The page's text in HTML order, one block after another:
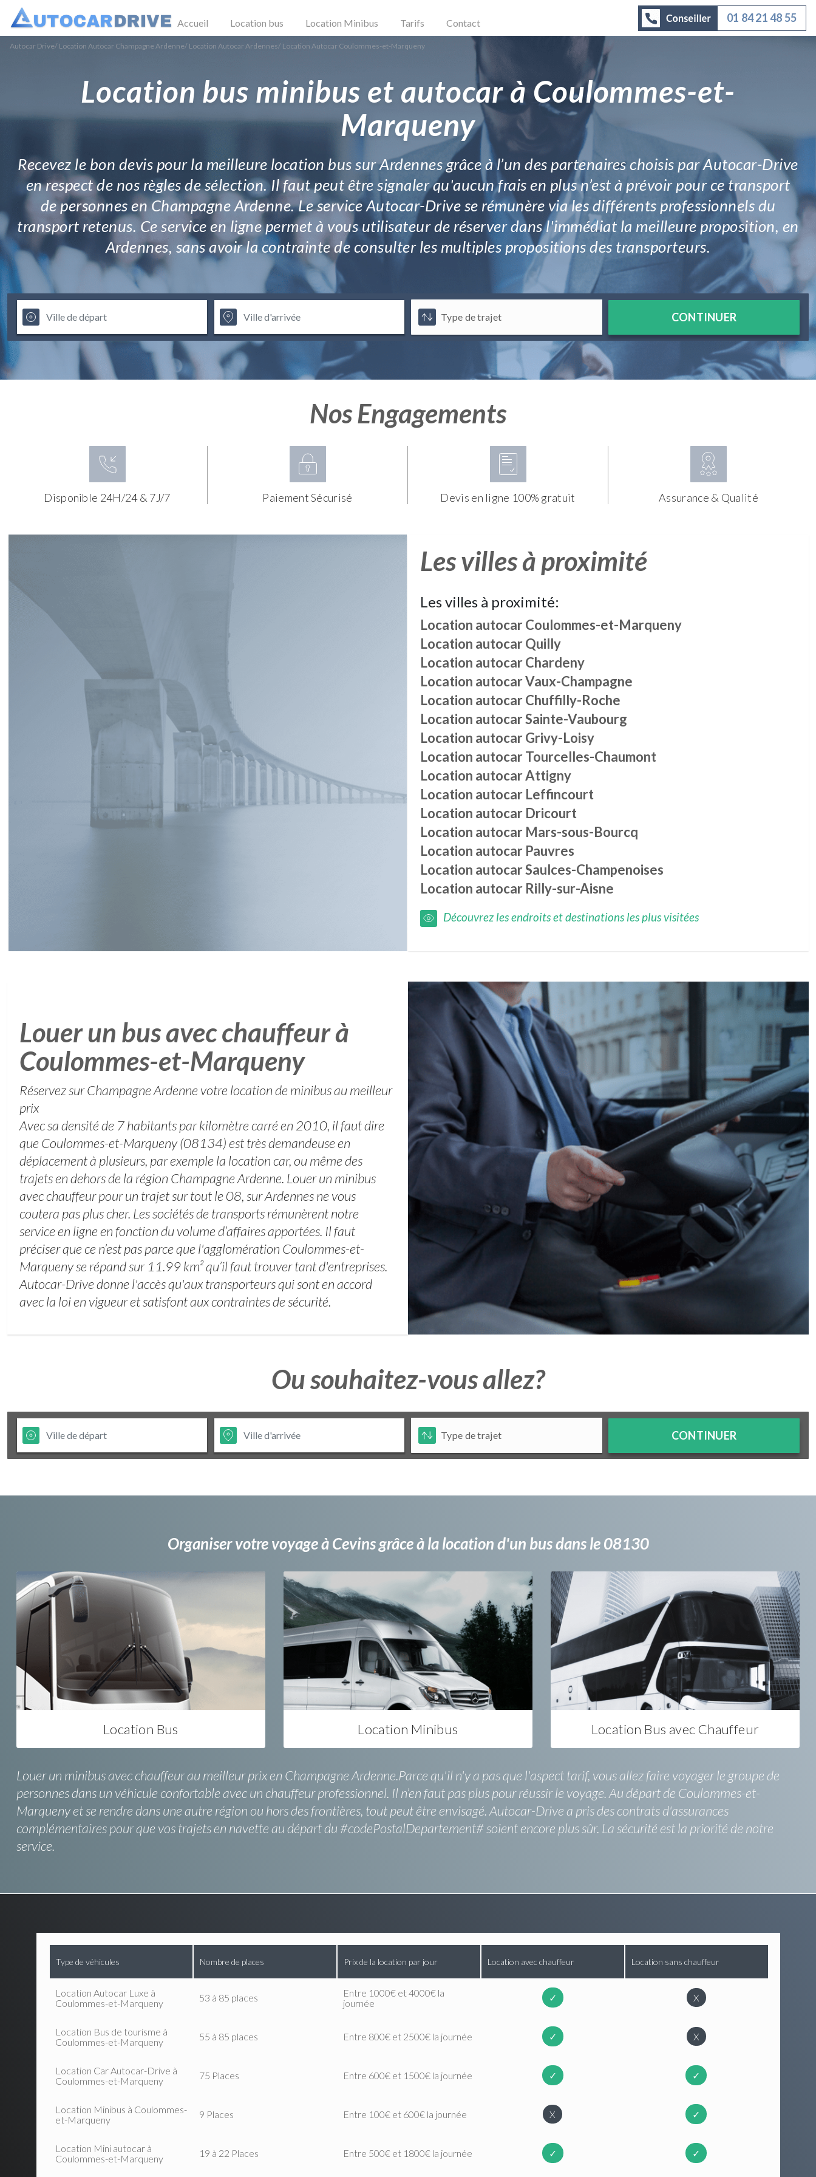
Accueil Location bus Location Minibus Tarifs Contact 01 84 21 48 55
Autocar Drive/ Location Autocar Champagne Ardenne/ Location Autocar Ardennes/ Location Autocar Coulommes-et-Marqueny
Location bus minibus et autocar à Coulommes-et-
Marqueny
Recevez le bon devis pour la meilleure location bus sur Ardennes grâce à l’un des partenaires choisis par Autocar-Drive
en respect de nos règles de sélection. Il faut peut être signaler qu'aucun frais en plus n’est à prévoir pour ce transport
de personnes en Champagne Ardenne. Le service Autocar-Drive se rémunère via les différents professionnels du
transport retenus. Ce service en ligne permet à vous utilisateur de réserver dans l'immédiat la meilleure proposition, en
Ardennes, sans avoir la contrainte de consulter les multiples propositions des transporteurs.
CONTINUER
Nos Engagements
Disponible 24H/24 & 7J/7 Paiement Sécurisé Devis en ligne 100% gratuit Assurance & Qualité
Les villes à proximité
Les villes à proximité:
Location autocarCoulommes-et-Marqueny
Location autocarQuilly
Location autocarChardeny
Location autocarVaux-Champagne
Location autocarChuffilly-Roche
Location autocarSainte-Vaubourg
Location autocarGrivy-Loisy
Location autocarTourcelles-Chaumont
Location autocarAttigny
Location autocar Leffincourt
Location autocar Dricourt
Location autocar Mars-sous-Bourcq
Location autocar Pauvres
Location autocarSaulces-Champenoises
Location autocar Rilly-sur-Aisne
Découvrez les endroits et destinations les plus visitées
Louer un bus avec chauffeur à
Coulommes-et-Marqueny
Réservez sur Champagne Ardenne votre location de minibus au meilleur
prix
Avec sa densité de 7 habitants par kilomètre carré en 2010, il faut dire
que Coulommes-et-Marqueny (08134) est très demandeuse en
déplacement à plusieurs, par exemple la location car, ou même des
trajets en dehors de la région Champagne Ardenne. Louer un minibus
avec chauffeur pour un trajet sur tout le 08, sur Ardennes ne vous
coutera pas plus cher. Les sociétés de transports rémunèrent notre
service en ligne en fonction du volume d’affaires apportées. Il faut
préciser que ce n’est pas parce que l'agglomération Coulommes-et-
Marqueny se répand sur 11.99 km² qu’il faut trouver tant d'entreprises.
Autocar-Drive donne l'accès qu'aux transporteurs qui sont en accord
avec la loi en vigueur et satisfont aux contraintes de sécurité.
Ou souhaitez-vous allez?
CONTINUER
Organiser votre voyage à Cevins grâce à la location d'un bus dans le 08130
Location Bus Location Minibus Location Bus avec Chauffeur
Louer un minibus avec chauffeur au meilleur prix en Champagne Ardenne.Parce qu'il n'y a pas que l'aspect tarif, vous allez faire voyager le groupe de
personnes dans un véhicule confortable avec un chauffeur professionnel. Il n’en faut pas plus pour réussir le voyage. Au départ de Coulommes-et-
Marqueny et se rendre dans une autre région ou hors des frontières, tout peut être envisagé. Autocar-Drive a pris des contrats d'assurances
complémentaires pour que vos trajets en navette au départ du #codePostalDepartement# soient encore plus sûr. La sécurité est la priorité de notre
service.
Type de véhicules Nombre de places Prix de la location par jour Location avec chauffeur Location sans chauffeur
Location Autocar Luxe à
Coulommes-et-Marqueny
53 à 85 places
Entre 1000€ et 4000€ la
journée
✓ X
Location Bus de tourisme à
Coulommes-et-Marqueny
55 à 85 places Entre 800€ et 2500€ la journée ✓ X
Location Car Autocar-Drive à
Coulommes-et-Marqueny
75 Places Entre 600€ et 1500€ la journée ✓ ✓
Location Minibus à Coulommes-
et-Marqueny
9 Places Entre 100€ et 600€ la journée X ✓
Location Mini autocar à
Coulommes-et-Marqueny
19 à 22 Places Entre 500€ et 1800€ la journée ✓ ✓